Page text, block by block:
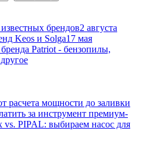
брендов2 августа
Keos и Solga17 мая
Patriot - бензопилы,
расчета мощности до заливки
за инструмент премиум-
vs. PIPAL: выбираем насос для